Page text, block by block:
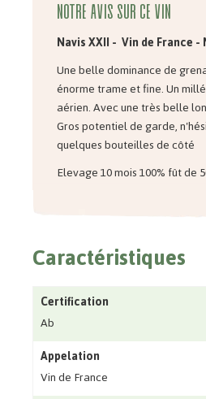
Notre avis sur ce vin
Navis XXII - Vin de France -
Une belle dominance de
énorme trame et fine. Un
aérien. Avec une très belle
Gros potentiel de garde,
quelques bouteilles de côté
Elevage 10 mois 100% fût de
Caractéristiques
Certification
Ab
Appelation
Vin de France